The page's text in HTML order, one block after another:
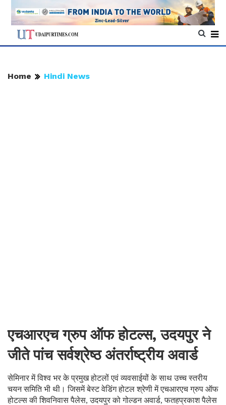
Home Hindi News
एचआरएच ग्रुप ऑफ होटल्स, उदयपुर ने
जीते पांच सर्वश्रेष्ठ अंतर्राष्ट्रीय अवार्ड
सेमिनार में विश्व भर के प्रमुख होटलों एवं व्यवसाईयों के साथ उच्च स्तरीय
चयन समिति भी थी। जिसमें बेस्ट वेडिंग होटल श्रेणी में एचआरएच ग्रुप ऑफ
होटल्स की शिवनिवास पैलेस, उदयपुर को गोल्डन अवार्ड, फतहप्रकाश पैलेस